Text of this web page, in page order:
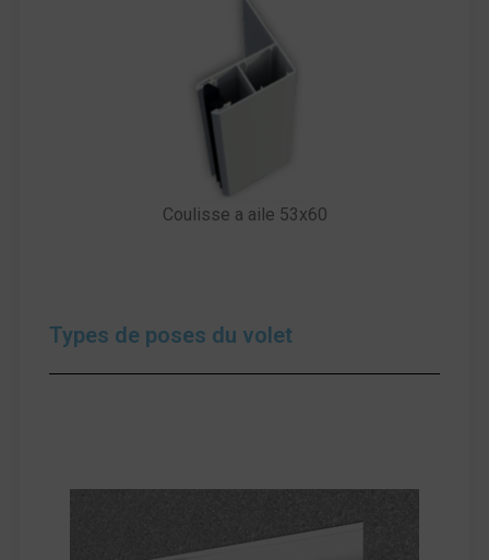
Coulisse a aile 53x60
Types de poses du volet